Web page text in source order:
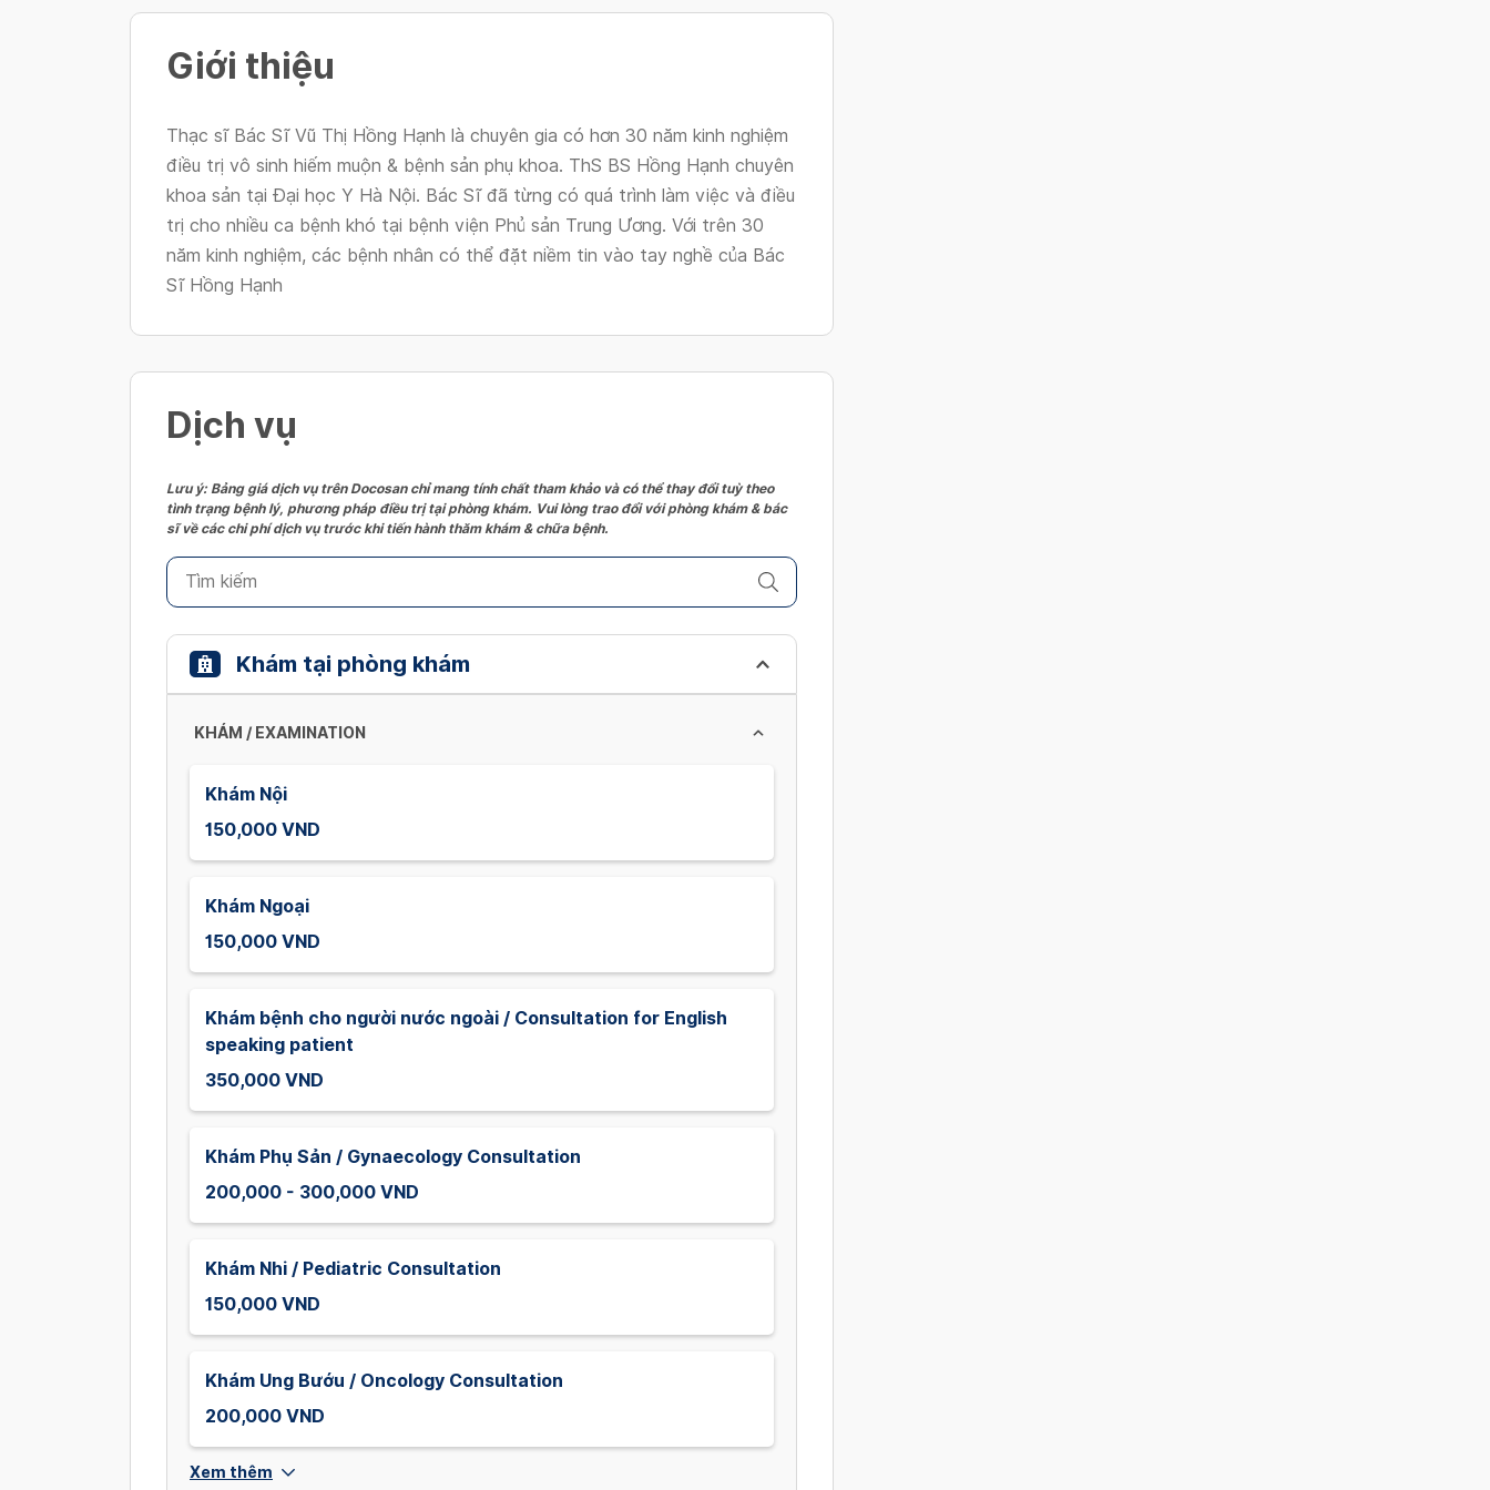
Giới thiệu
Thạc sĩ Bác Sĩ Vũ Thị Hồng Hạnh là chuyên gia có hơn 30 năm kinh nghiệm
điều trị vô sinh hiếm muộn & bệnh sản phụ khoa. ThS BS Hồng Hạnh chuyên
khoa sản tại Đại học Y Hà Nội. Bác Sĩ đã từng có quá trình làm việc và điều
trị cho nhiều ca bệnh khó tại bệnh viện Phủ sản Trung Ương. Với trên 30
năm kinh nghiệm, các bệnh nhân có thể đặt niềm tin vào tay nghề của Bác
Sĩ Hồng Hạnh
Dịch vụ
Lưu ý: Bảng giá dịch vụ trên Docosan chỉ mang tính chất tham khảo và có thể thay đổi tuỳ theo
tình trạng bệnh lý, phương pháp điều trị tại phòng khám. Vui lòng trao đổi với phòng khám & bác
sĩ về các chi phí dịch vụ trước khi tiến hành thăm khám & chữa bệnh.
Khám tại phòng khám
KHÁM / EXAMINATION
Khám Nội
150,000 VND
Khám Ngoại
150,000 VND
Khám bệnh cho người nước ngoài / Consultation for English
speaking patient
350,000 VND
Khám Phụ Sản / Gynaecology Consultation
200,000 - 300,000 VND
Khám Nhi / Pediatric Consultation
150,000 VND
Khám Ung Bướu / Oncology Consultation
200,000 VND
Xem thêm